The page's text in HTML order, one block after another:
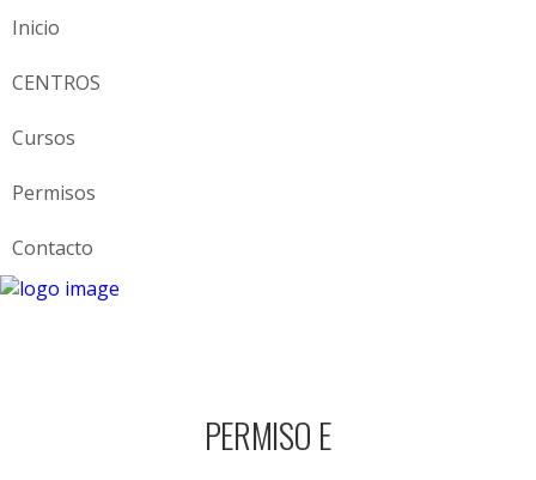
Inicio
CENTROS
Cursos
Permisos
Contacto
PERMISO E